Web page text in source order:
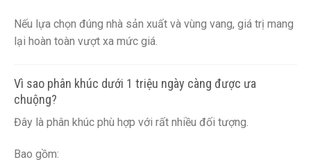
Nếu lựa chọn đúng nhà sản xuất và vùng vang, giá trị mang
lại hoàn toàn vượt xa mức giá.
Vì sao phân khúc dưới 1 triệu ngày càng được ưa
chuộng?
Đây là phân khúc phù hợp với rất nhiều đối tượng.
Bao gồm: